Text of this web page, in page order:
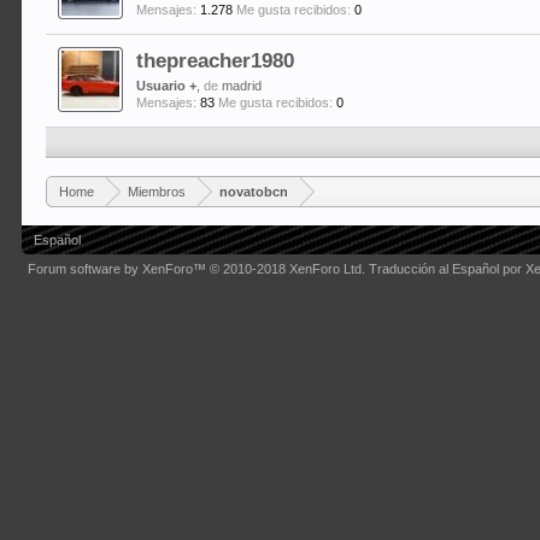
Mensajes: 1.278 Me gusta recibidos: 0
thepreacher1980
Usuario + ,de madrid
Mensajes: 83 Me gusta recibidos: 0
Home Miembros novatobcn
Español
Forum software by XenForo™© 2010-2018 XenForo Ltd. Traducción al Español por